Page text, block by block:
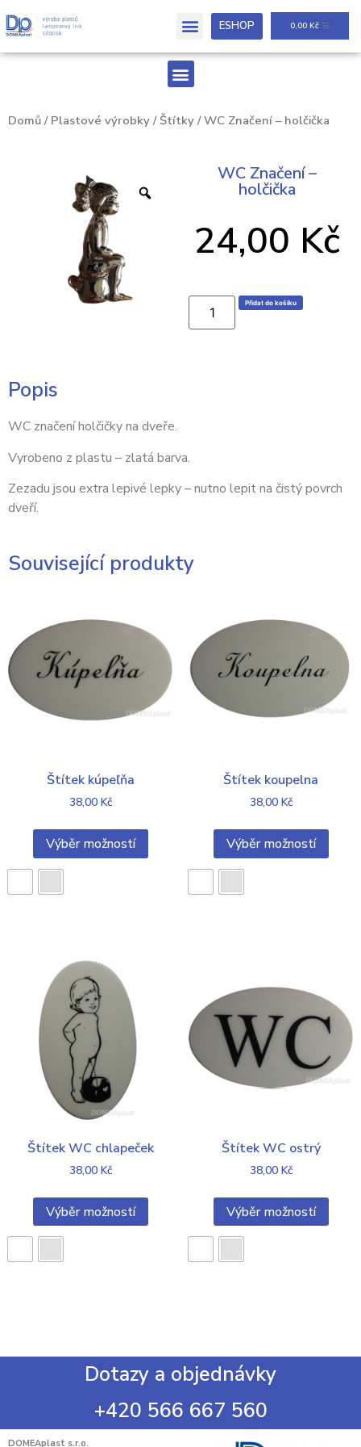
ESHOP 0,00 Kč
Domů / Plastové výrobky / Štítky / WC Značení – holčička
WC Značení –
holčička
24,00 Kč
Přidat do košíku
Popis
WC značení holčičky na dveře.
Vyrobeno z plastu – zlatá barva.
Zezadu jsou extra lepivé lepky – nutno lepit na čistý povrch
dveří.
Související produkty
Štítek kúpeľňa
38,00 Kč
Výběr možností
Štítek koupelna
38,00 Kč
Výběr možností
Štítek WC chlapeček
38,00 Kč
Výběr možností
Štítek WC ostrý
38,00 Kč
Výběr možností
Dotazy a objednávky
+420 566 667 560
DOMEAplast s.r.o.